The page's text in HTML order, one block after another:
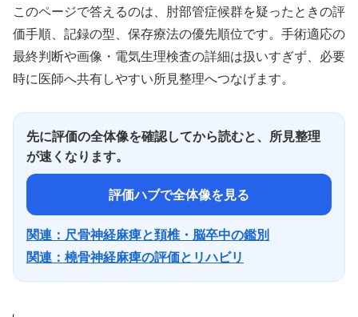
このページで答えるのは、肘部管症候群を疑ったときの評
価手順、記録の型、保存療法の優先順位です。手術適応の
最終判断や画像・電気生理検査の詳細は扱いすぎず、必要
時に医師へ共有しやすい所見整理へつなげます。
先に評価の全体像を確認してから読むと、所見整理
が速くなります。
評価ハブで全体像を見る
関連：尺骨神経麻痺と頚椎・脳卒中の鑑別
関連：橈骨神経麻痺の評価とリハビリ